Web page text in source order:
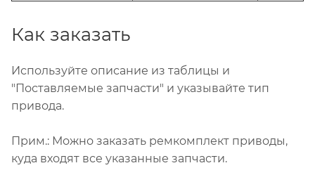
Как заказать
Используйте описание из таблицы и
"Поставляемые запчасти" и указывайте тип
привода.
Прим.: Можно заказать ремкомплект приводы,
куда входят все указанные запчасти.